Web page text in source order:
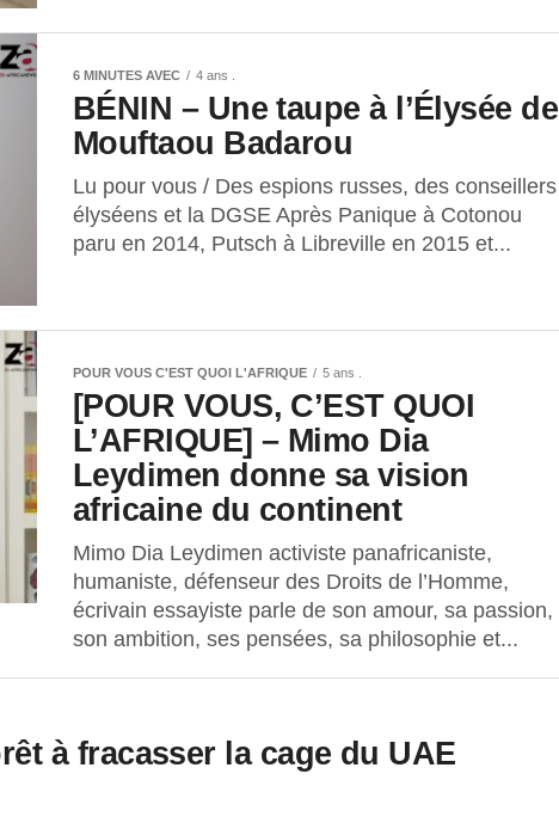
6 MINUTES AVEC 4 ans .
BÉNIN – Une taupe à l’Élysée de
Mouftaou Badarou
Lu pour vous / Des espions russes, des conseillers
élyséens et la DGSE Après Panique à Cotonou
paru en 2014, Putsch à Libreville en 2015 et...
POUR VOUS C'EST QUOI L'AFRIQUE 5 ans .
[POUR VOUS, C’EST QUOI
L’AFRIQUE] – Mimo Dia
Leydimen donne sa vision
africaine du continent
Mimo Dia Leydimen activiste panafricaniste,
humaniste, défenseur des Droits de l’Homme,
écrivain essayiste parle de son amour, sa passion,
son ambition, ses pensées, sa philosophie et...
à fracasser la cage du UAE